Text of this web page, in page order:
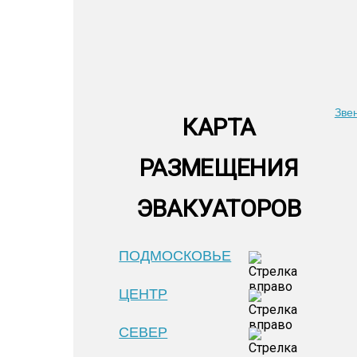
КАРТА
РАЗМЕЩЕНИЯ
ЭВАКУАТОРОВ
ПОДМОСКОВЬЕ
ЦЕНТР
СЕВЕР